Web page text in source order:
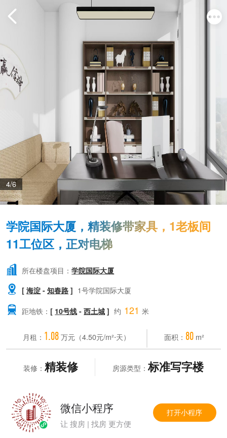
4/6
学院国际大厦，精装修带家具，1老板间
11工位区，正对电梯
 所在楼盘项目：学院国际大厦
 [海淀 -知春路 ] 1号学院国际大厦
 距地铁： [ 10号线 -西土城 ] 约 121 米
月租： 1.08 万元（4.50元/m²⋅天） 面积： 80 m²
装修： 精装修 房源类型：标准写字楼
微信小程序
让 搜房 | 找房 更方便
打开小程序